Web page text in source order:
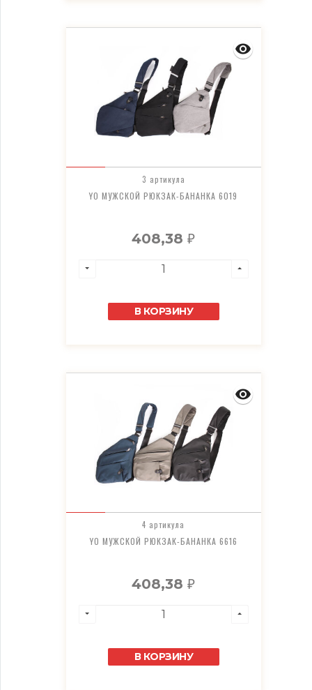
3 артикула
YO МУЖСКОЙ РЮКЗАК-БАНАНКА 6019
408,38₽
В КОРЗИНУ
4 артикула
YO МУЖСКОЙ РЮКЗАК-БАНАНКА 6616
408,38₽
В КОРЗИНУ